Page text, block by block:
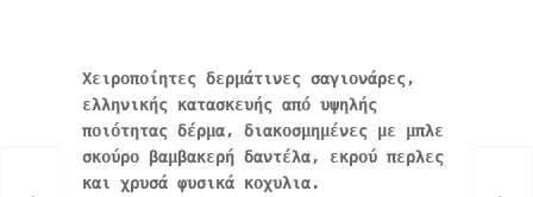
Χειροποίητες δερμάτινες σαγιονάρες,
ελληνικής κατασκευής από υψηλής
ποιότητας δέρμα, διακοσμημένες με μπλε
σκούρο βαμβακερή δαντέλα, εκρού περλες
και χρυσά φυσικά κοχυλια.